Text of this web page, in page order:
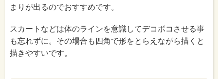
まりが出るのでおすすめです。
スカートなどは体のラインを意識してデコボコさせる事
も忘れずに。その場合も四角で形をとらえながら描くと
描きやすいです。